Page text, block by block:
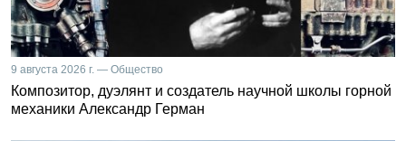
9 августа 2026 г. — Общество
Композитор, дуэлянт и создатель научной школы горной
механики Александр Герман